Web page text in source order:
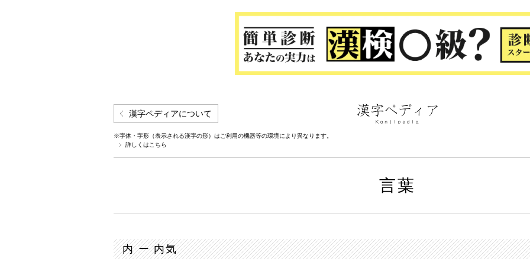
漢字ペディアについて
※字体・字形（表示される漢字の形）はご利用の機器等の環境により異なります。
詳しくはこちら
言葉
内 ー 内気